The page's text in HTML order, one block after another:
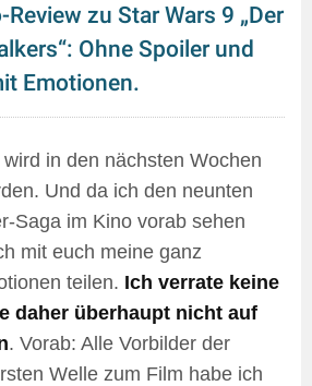
zu Star Wars 9 „Der
Ohne Spoiler und
Emotionen.
in den nächsten Wochen
Und da ich den neunten
Saga im Kino vorab sehen
mit euch meine ganz
teilen. Ich verrate keine
daher überhaupt nicht auf
. Vorab: Alle Vorbilder der
Welle zum Film habe ich